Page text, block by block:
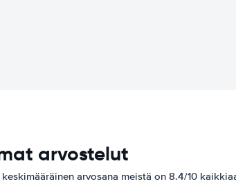
arvostelut
arvosana meistä on 8.4/10